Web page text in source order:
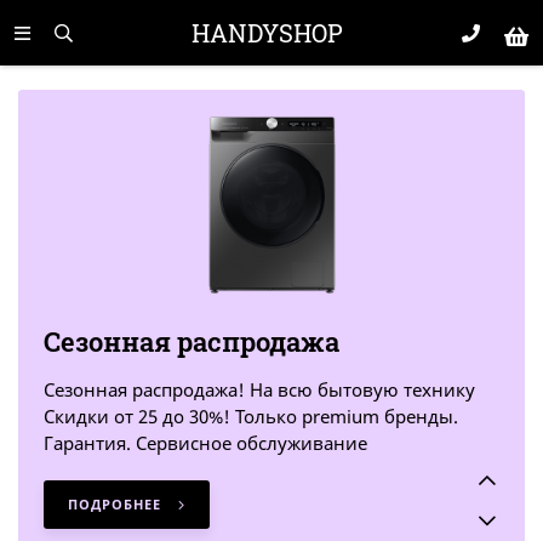
HANDYSHOP
Сезонная распродажа
Сезонная распродажа! На всю бытовую технику
Скидки от 25 до 30%! Только premium бренды.
Гарантия. Сервисное обслуживание
ПОДРОБНЕЕ